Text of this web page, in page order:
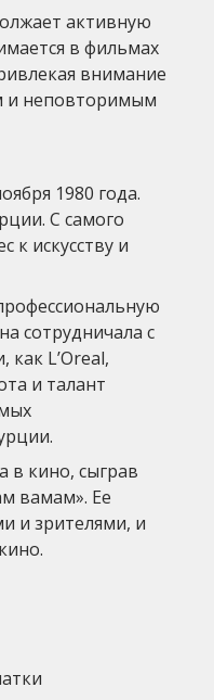
активную
в фильмах
внимание
и неповторимым
1980 года.
С самого
к искусству и
сотрудничала с
L’Oreal,
и талант
в кино, сыграв
вамам». Ее
и зрителями, и